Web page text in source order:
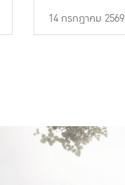
14 กรกฎาคม 2569